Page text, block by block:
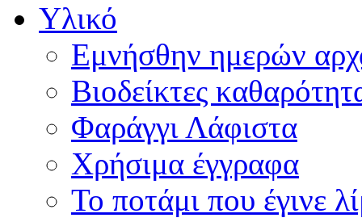
Υλικό
Εμνήσθην ημερών
Βιοδείκτες
Φαράγγι Λάφιστα
Χρήσιμα έγγραφα
Το ποτάμι που έγινε